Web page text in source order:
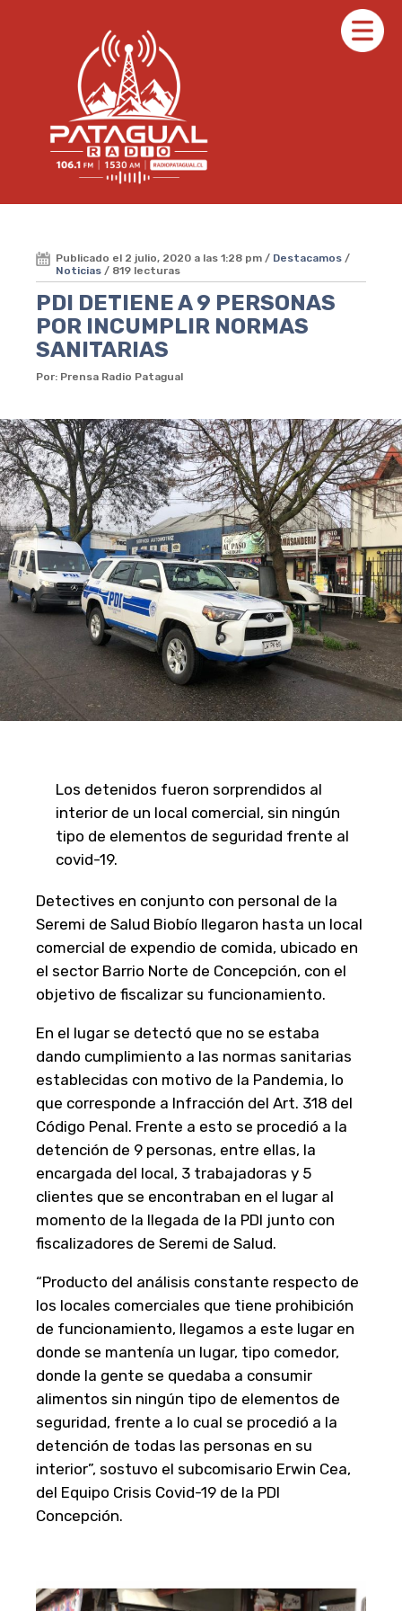
Publicado el 2 julio, 2020 a las 1:28 pm / Destacamos /
Noticias / 819 lecturas
PDI DETIENE A 9 PERSONAS
POR INCUMPLIR NORMAS
SANITARIAS
Por: Prensa Radio Patagual
Los detenidos fueron sorprendidos al
interior de un local comercial, sin ningún
tipo de elementos de seguridad frente al
covid-19.
Detectives en conjunto con personal de la
Seremi de Salud Biobío llegaron hasta un local
comercial de expendio de comida, ubicado en
el sector Barrio Norte de Concepción, con el
objetivo de fiscalizar su funcionamiento.
En el lugar se detectó que no se estaba
dando cumplimiento a las normas sanitarias
establecidas con motivo de la Pandemia, lo
que corresponde a Infracción del Art. 318 del
Código Penal. Frente a esto se procedió a la
detención de 9 personas, entre ellas, la
encargada del local, 3 trabajadoras y 5
clientes que se encontraban en el lugar al
momento de la llegada de la PDI junto con
fiscalizadores de Seremi de Salud.
“Producto del análisis constante respecto de
los locales comerciales que tiene prohibición
de funcionamiento, llegamos a este lugar en
donde se mantenía un lugar, tipo comedor,
donde la gente se quedaba a consumir
alimentos sin ningún tipo de elementos de
seguridad, frente a lo cual se procedió a la
detención de todas las personas en su
interior”, sostuvo el subcomisario Erwin Cea,
del Equipo Crisis Covid-19 de la PDI
Concepción.